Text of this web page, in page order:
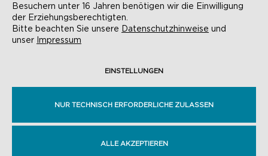
SUCHE
DATENSCHUTZ
COOKIE-EINSTELLUNGEN
© EVANGELISCHE AKADEMIE FRANKFURT,
RÖMERBERG 9, 60311 FRANKFURT AM MAIN
Besuchern unter 16 Jahren benötigen wir die Einwilligung
der Erziehungsberechtigten.
Bitte beachten Sie unsere Datenschutzhinweise und
unser Impressum
EINSTELLUNGEN
NUR TECHNISCH ERFORDERLICHE ZULASSEN
ALLE AKZEPTIEREN